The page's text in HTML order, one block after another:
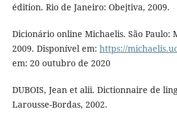
édition. Rio de Janeiro: Obejtiva, 2009.
Dicionário online Michaelis. São Paulo:
2009. Disponível em: https://
em: 20 outubro de 2020
DUBOIS, Jean et alii. Dictionnaire de
Larousse-Bordas, 2002.